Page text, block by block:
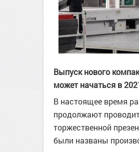
Выпуск нового
может начаться в
В настоящее время
продолжают
торжественной
были названы